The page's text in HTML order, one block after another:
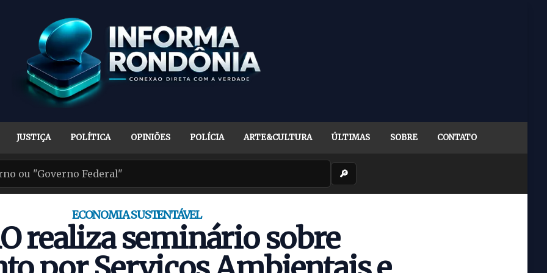
JUSTIÇA POLÍTICA OPINIÕES POLÍCIA ARTE&CULTURA ÚLTIMAS SOBRE CONTATO
🔎
ECONOMIA SUSTENTÁVEL
realiza seminário sobre